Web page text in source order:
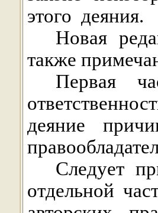
этого деяния.
Новая
также
Первая
деяние
Следует
отдельной